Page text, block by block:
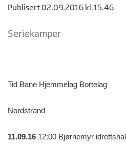
Publisert 02.09.2016 kl.15.46
Seriekamper
Tid Bane Hjemmelag Bortelag
Nordstrand
11.09.16 12:00 Bjørnemyr